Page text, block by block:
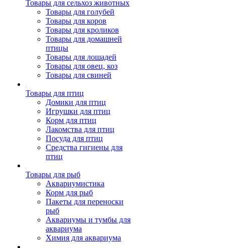
Товары для сельхоз животных
Товары для голубей
Товары для коров
Товары для кроликов
Товары для домашней
птицы
Товары для лошадей
Товары для овец, коз
Товары для свиней
Товары для птиц
Домики для птиц
Игрушки для птиц
Корм для птиц
Лакомства для птиц
Посуда для птиц
Средства гигиены для
птиц
Товары для рыб
Аквариумистика
Корм для рыб
Пакеты для переноски
рыб
Аквариумы и тумбы для
аквариума
Химия для аквариума